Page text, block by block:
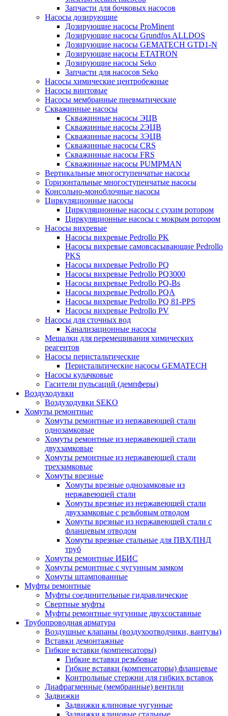
Запчасти для бочковых насосов
Насосы дозирующие
Дозирующие насосы ProMinent
Дозирующие насосы Grundfos ALLDOS
Дозирующие насосы GEMATECH GTD1-N
Дозирующие насосы ETATRON
Дозирующие насосы Seko
Запчасти для насосов Seko
Насосы химические центробежные
Насосы винтовые
Насосы мембранные пневматические
Скважинные насосы
Скважинные насосы ЭЦВ
Скважинные насосы 2ЭЦВ
Скважинные насосы 3ЭЦВ
Скважинные насосы CRS
Скважинные насосы FRS
Скважинные насосы PUMPMAN
Вертикальные многоступенчатые насосы
Горизонтальные многоступенчатые насосы
Консольно-моноблочные насосы
Циркуляционные насосы
Циркуляционные насосы с сухим ротором
Циркуляционные насосы с мокрым ротором
Насосы вихревые
Насосы вихревые Pedrollo PK
Насосы вихревые самовсасывающие Pedrollo
PKS
Насосы вихревые Pedrollo PQ
Насосы вихревые Pedrollo PQ3000
Насосы вихревые Pedrollo PQ-Bs
Насосы вихревые Pedrollo PQA
Насосы вихревые Pedrollo PQ 81-PPS
Насосы вихревые Pedrollo PV
Насосы для сточных вод
Канализационные насосы
Мешалки для перемешивания химических
реагентов
Насосы перистальтические
Перистальтические насосы GEMATECH
Насосы кулачковые
Гасители пульсаций (демпферы)
Воздуходувки
Воздуходувки SEKO
Хомуты ремонтные
Хомуты ремонтные из нержавеющей стали
однозамковые
Хомуты ремонтные из нержавеющей стали
двухзамковые
Хомуты ремонтные из нержавеющей стали
трехзамковые
Хомуты врезные
Хомуты врезные однозамковые из
нержавеющей стали
Хомуты врезные из нержавеющей стали
двухзамковые с резьбовым отводом
Хомуты врезные из нержавеющей стали с
фланцевым отводом
Хомуты врезные стальные для ПВХ/ПНД
труб
Хомуты ремонтные ИБИС
Хомуты ремонтные с чугунным замком
Хомуты штампованные
Муфты ремонтные
Муфты соединительные гидравлические
Свертные муфты
Муфты ремонтные чугунные двухсоставные
Трубопроводная арматура
Воздушные клапаны (воздухоотводчики, вантузы)
Вставки демонтажные
Гибкие вставки (компенсаторы)
Гибкие вставки резьбовые
Гибкие вставки (компенсаторы) фланцевые
Контрольные стержни для гибких вставок
Диафрагменные (мембранные) вентили
Задвижки
Задвижки клиновые чугунные
Задвижки клиновые стальные